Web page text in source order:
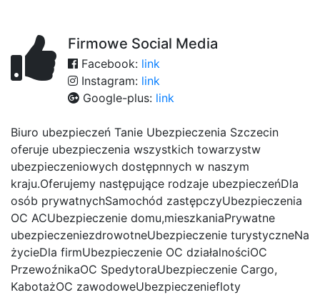
Firmowe Social Media
Facebook: link
Instagram: link
Google-plus: link
Biuro ubezpieczeń Tanie Ubezpieczenia Szczecin
oferuje ubezpieczenia wszystkich towarzystw
ubezpieczeniowych dostępnnych w naszym
kraju.Oferujemy następujące rodzaje ubezpieczeńDla
osób prywatnychSamochód zastępczyUbezpieczenia
OC ACUbezpieczenie domu,mieszkaniaPrywatne
ubezpieczeniezdrowotneUbezpieczenie turystyczneNa
życieDla firmUbezpieczenie OC działalnościOC
PrzewoźnikaOC SpedytoraUbezpieczenie Cargo,
KabotażOC zawodoweUbezpieczeniefloty